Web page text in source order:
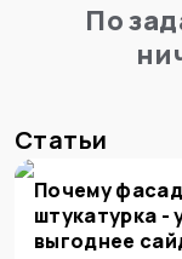
По
Статьи
Почему
штукатурка -
выгоднее